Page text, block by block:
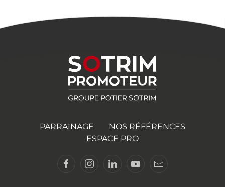
PARRAINAGE
NOS RÉFÉRENCES
ESPACE PRO